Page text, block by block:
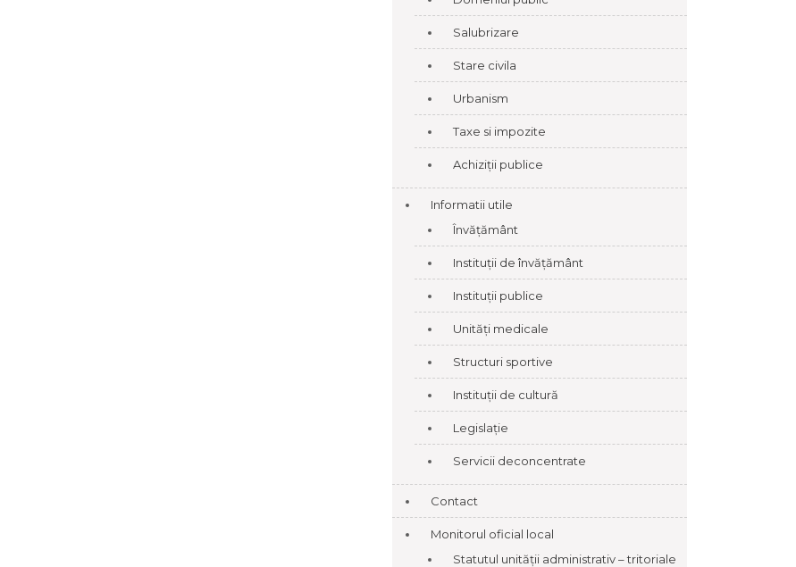
Salubrizare
Stare civila
Urbanism
Taxe si impozite
Achiziții publice
Informatii utile
Învățământ
Instituții de învățământ
Instituții publice
Unități medicale
Structuri sportive
Instituții de cultură
Legislație
Servicii deconcentrate
Contact
Monitorul oficial local
Statutul unității administrativ – tritoriale